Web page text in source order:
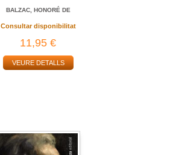
BALZAC, HONORÉ DE
Consultar disponibilitat
11,95 €
VEURE DETALLS